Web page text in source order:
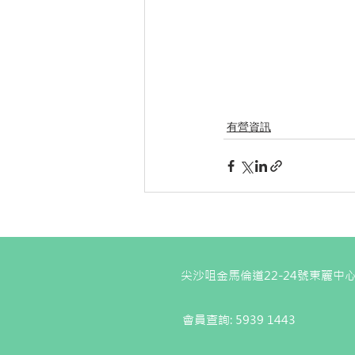
有營資訊
尖沙咀金馬倫道22-24號東麗中
會員查詢: 5939 1443